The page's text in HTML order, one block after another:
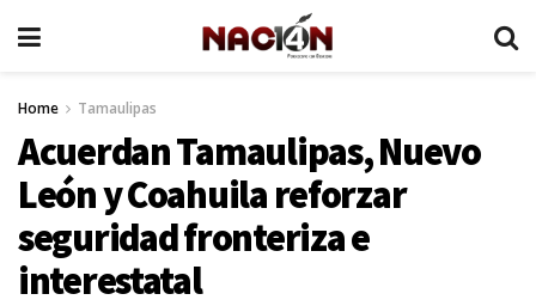
Home Tamaulipas
Acuerdan Tamaulipas, Nuevo
León y Coahuila reforzar
seguridad fronteriza e
interestatal